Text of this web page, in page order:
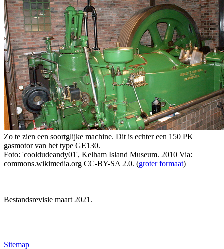
Zo te zien een soortglijke machine. Dit is echter een 150 PK
gasmotor van het type GE130.
Foto: 'cooldudeandy01', Kelham Island Museum. 2010 Via:
commons.wikimedia.org CC-BY-SA 2.0. (groter formaat)
Bestandsrevisie maart 2021.
Sitemap